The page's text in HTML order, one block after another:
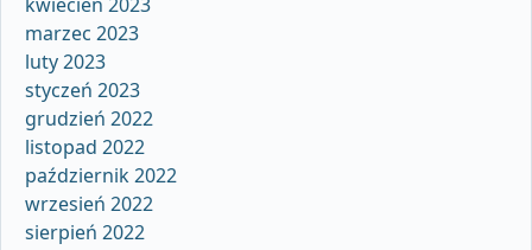
marzec 2023
luty 2023
styczeń 2023
grudzień 2022
listopad 2022
październik 2022
wrzesień 2022
sierpień 2022